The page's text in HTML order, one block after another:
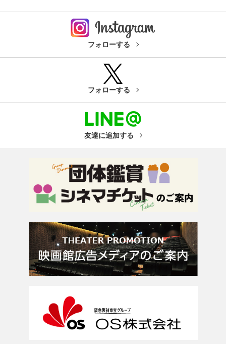
フォローする
フォローする
友達に追加する